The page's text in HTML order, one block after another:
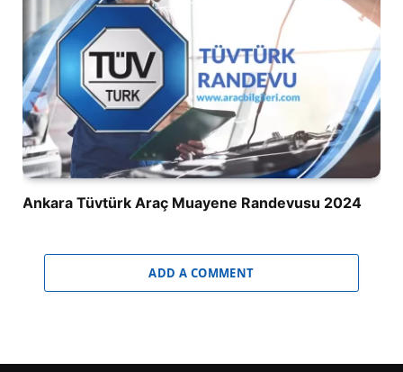
Ankara Tüvtürk Araç Muayene Randevusu 2024
ADD A COMMENT